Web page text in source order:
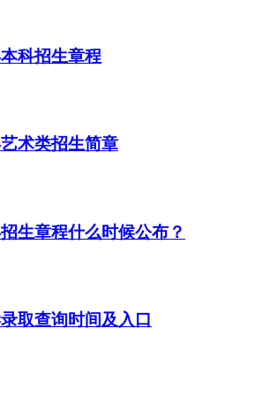
科招生章程
术类招生简章
生章程什么时候公布？
取查询时间及入口